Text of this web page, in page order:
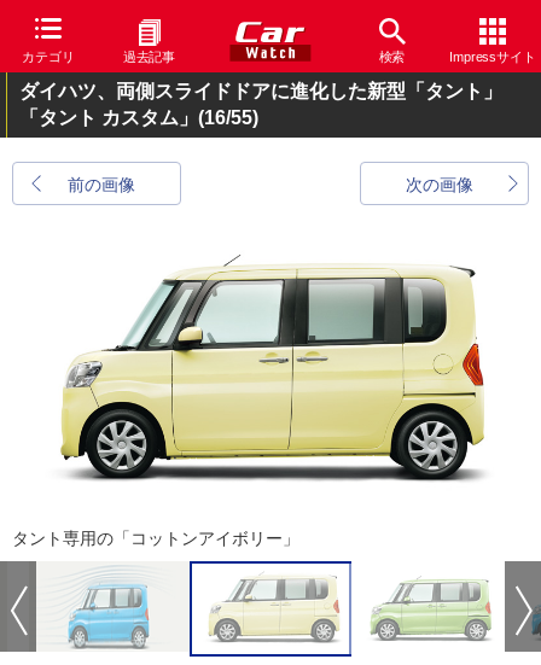
カテゴリ 過去記事 検索 Impressサイト
ダイハツ、両側スライドドアに進化した新型「タント」
「タント カスタム」 (16/55)
前の画像 次の画像
タント専用の「コットンアイボリー」